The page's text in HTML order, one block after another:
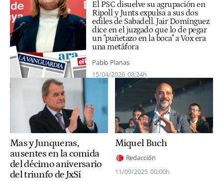
El PSC disuelve su agrupación en
Ripoll y Junts expulsa a sus dos
ediles de Sabadell. Jair Domínguez
dice en el juzgado que lo de pegar
un "puñetazo en la boca" a Vox era
una metáfora
Pablo Planas
15/04/2026 08:24h
Mas y Junqueras,
ausentes en la comida
del décimo aniversario
del triunfo de JxSí
Miquel Buch
Redacción
11/09/2025 00:00h